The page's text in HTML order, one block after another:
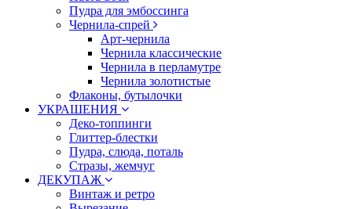
Пудра для эмбоссинга
Чернила-спрей
Арт-чернила
Чернила классические
Чернила в перламутре
Чернила золотистые
Флаконы, бутылочки
УКРАШЕНИЯ
Деко-топпинги
Глиттер-блестки
Пудра, слюда, поталь
Стразы, жемчуг
ДЕКУПАЖ
Винтаж и ретро